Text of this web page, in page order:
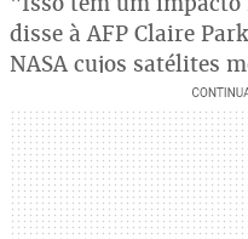
disse à AFP Claire
NASA cujos satélites